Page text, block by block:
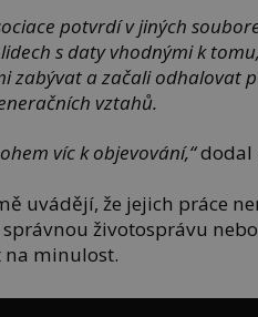
potvrdí v jiných
s daty vhodnými k
zabývat a začali odhalovat
vztahů.
víc k objevování,“dodal
uvádějí, že jejich práce
životosprávu
na minulost.